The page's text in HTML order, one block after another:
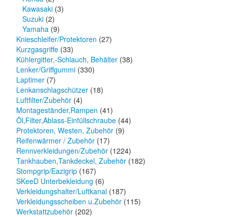
Kawasaki (3)
Suzuki (2)
Yamaha (9)
Knieschleifer/Protektoren (27)
Kurzgasgriffe (33)
Kühlergitter,-Schlauch, Behälter (38)
Lenker/Griffgummi (330)
Laptimer (7)
Lenkanschlagschützer (18)
Luftfilter/Zubehör (4)
Montageständer,Rampen (41)
Öl,Filter,Ablass-Einfüllschraube (44)
Protektoren, Westen, Zubehör (9)
Reifenwärmer / Zubehör (17)
Rennverkleidungen/Zubehör (1224)
Tankhauben,Tankdeckel, Zubehör (182)
Stompgrip/Eazigrip (167)
SKeeD Unterbekleidung (6)
Verkleidungshalter/Luftkanal (187)
Verkleidungsscheiben u.Zubehör (115)
Werkstattzubehör (202)